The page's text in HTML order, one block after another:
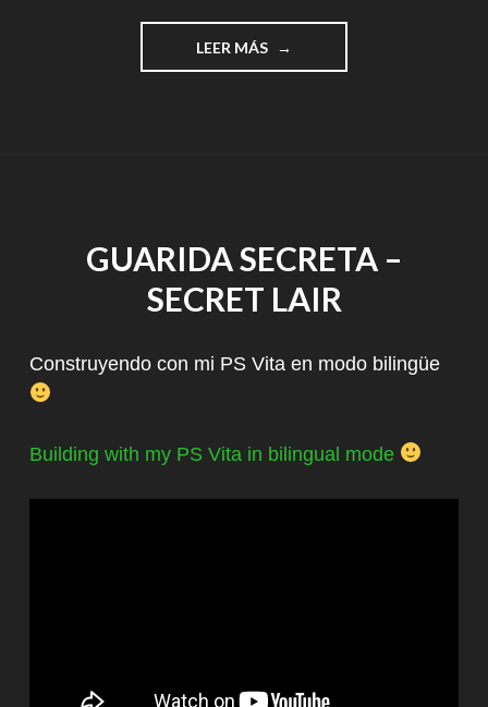
LEER MÁS "NAVIDAD
EN
GUARIDA SECRETA –
SECRET LAIR
Construyendo con mi PS Vita en modo bilingüe
Building with my PS Vita in bilingual mode